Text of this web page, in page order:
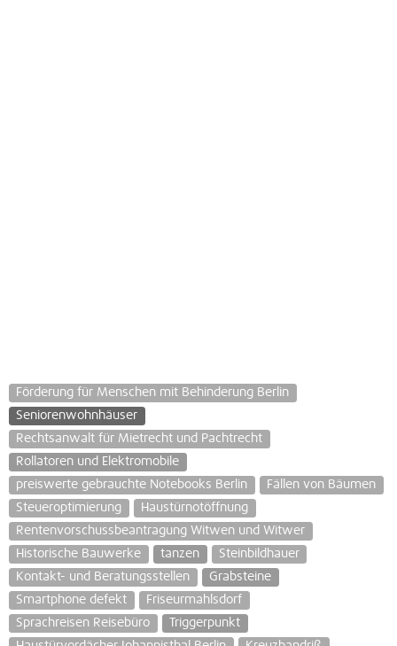
Förderung für Menschen mit Behinderung Berlin
Seniorenwohnhäuser
Rechtsanwalt für Mietrecht und Pachtrecht
Rollatoren und Elektromobile
preiswerte gebrauchte Notebooks Berlin
Fällen von Bäumen
Steueroptimierung
Haustürnotöffnung
Rentenvorschussbeantragung Witwen und Witwer
Historische Bauwerke
tanzen
Steinbildhauer
Kontakt- und Beratungsstellen
Grabsteine
Smartphone defekt
Friseurmahlsdorf
Sprachreisen Reisebüro
Triggerpunkt